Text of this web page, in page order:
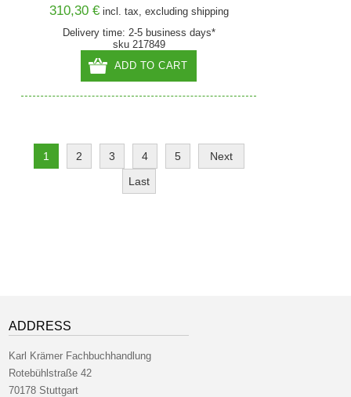
310,30 € incl. tax, excluding shipping
Delivery time: 2-5 business days*
sku 217849
ADD TO CART
1 2 3 4 5
Next
Last
ADDRESS
Karl Krämer Fachbuchhandlung
Rotebühlstraße 42
70178 Stuttgart